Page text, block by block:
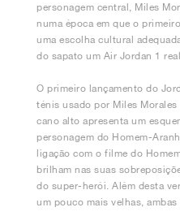
personagem central, Miles
numa época em que o
uma escolha cultural
do sapato um Air Jordan 1
O primeiro lançamento do
ténis usado por Miles
cano alto apresenta um
personagem do Homem-
ligação com o filme do
brilham nas suas
do super-herói. Além desta
um pouco mais velhas,